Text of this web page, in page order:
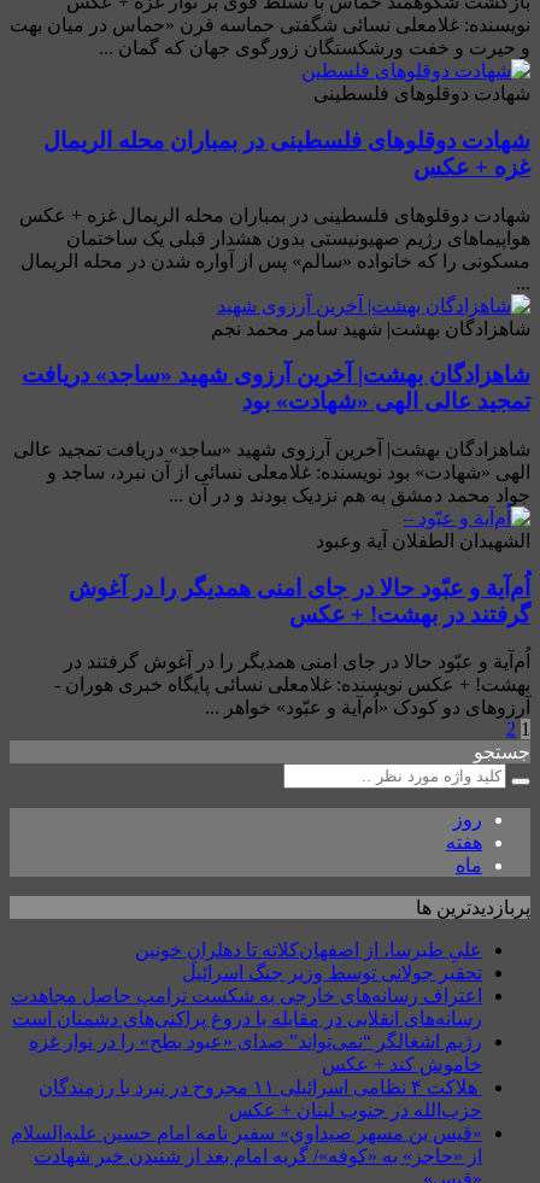
نویسنده: غلامعلی نسائی شگفتی حماسه قرن «حماس در میان بهت
و حیرت و خفت ورشکستگان زورگوی جهان که گمان ...
شهادت دوقلوهای فلسطینی
شهادت دوقلوهای فلسطینی در بمباران محله الریمال
غزه + عکس
شهادت دوقلوهای فلسطینی در بمباران محله الریمال غزه + عکس
هواپیماهای رژیم صهیونیستی بدون هشدار قبلی یک ساختمان
مسکونی را که خانواده «سالم» پس از آواره شدن در محله الریمال
...
شاهزادگان بهشت| شهید سامر محمد نجم
شاهزادگان بهشت​​| آخرین آرزوی شهید «ساجد» دریافت
تمجید عالی الهی «شهادت» بود
شاهزادگان بهشت​​| آخرین آرزوی شهید «ساجد» دریافت تمجید عالی
الهی «شهادت» بود نویسنده: غلامعلی نسائی از آن نبرد، ساجد و
جواد محمد دمشق به هم نزدیک بودند و در آن ...
الشهيدان الطفلان آية وعبود
اُم‌آية و عبّود حالا در جای امنی همدیگر را در آغوش
گرفتند در بهشت! + عکس
اُم‌آية و عبّود حالا در جای امنی همدیگر را در آغوش گرفتند در
بهشت! + عکس نویسنده: غلامعلی نسائی پایگاه خبری هوران -
آرزوهای دو کودک «اُم‌آية و عبّود» خواهر ...
1
2
جستجو
روز
هفته
ماه
پربازدیدترین ها
علیِ طبرسا، از اصفهان‌کلاته تا دهلرانِ خونین
تحقیر جولانی توسط وزیر جنگ اسرائیل
اعتراف رسانه‌های خارجی به شکست ترامپ حاصل مجاهدت
رسانه‌های انقلابی در مقابله با دروغ پراکنی‌های دشمنان است
رژیم اشغالگر “نمی‌تواند” صدای «عبود بطح» را در نوار غزه
خاموش کند + عکس
هلاکت ۴ نظامی اسرائیلی ۱۱ مجروح در نبرد با رزمندگان
حزب‌الله در جنوب لبنان + عکس
«قيس بن مسهر صيداوي» سفیر نامه امام حسین علیه‌السلام
از «حاجز» به «کوفه»/ گریه امام بعد از شنیدن خبر شهادت